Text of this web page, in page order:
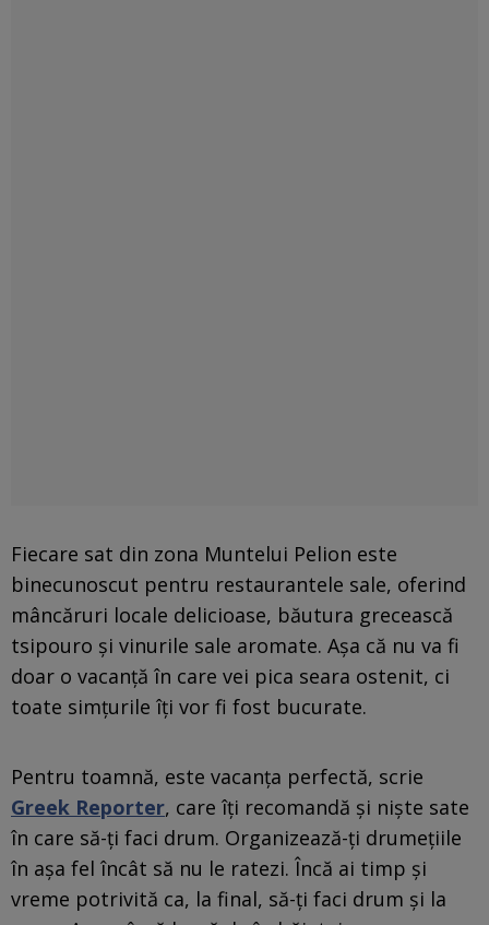
Fiecare sat din zona Muntelui Pelion este
binecunoscut pentru restaurantele sale, oferind
mâncăruri locale delicioase, băutura grecească
tsipouro și vinurile sale aromate. Așa că nu va fi
doar o vacanță în care vei pica seara ostenit, ci
toate simțurile îți vor fi fost bucurate.
Pentru toamnă, este vacanța perfectă, scrie
Greek Reporter, care îți recomandă și niște sate
în care să-ți faci drum. Organizează-ți drumețiile
în așa fel încât să nu le ratezi. Încă ai timp și
vreme potrivită ca, la final, să-ți faci drum și la